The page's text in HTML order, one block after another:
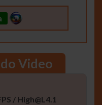
Video
/ High@L4.1